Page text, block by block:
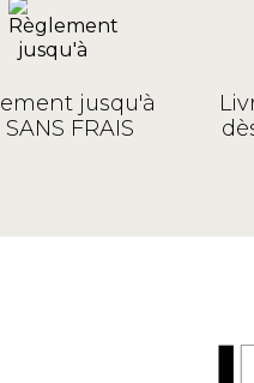
jusqu'à
FRAIS